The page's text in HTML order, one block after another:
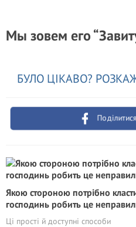
Мы зовем его
БУЛО ЦІКАВО?
Якою стороною потрібно
господинь робить це
Ці прості й доступні способи